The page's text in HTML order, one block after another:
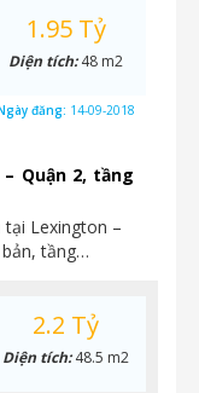
Quận 2, tầng
tại Lexington –
tầng…
1.95 Tỷ
Diện tích:48 m2
đăng: 14-09-2018
2.2 Tỷ
Diện tích:48.5 m2